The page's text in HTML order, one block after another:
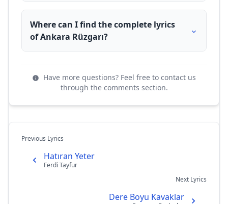
Where can I find the complete lyrics
of Ankara Rüzgarı?
Have more questions? Feel free to contact us
through the comments section.
Previous Lyrics
Hatıran Yeter
Ferdi Tayfur
Next Lyrics
Dere Boyu Kavaklar